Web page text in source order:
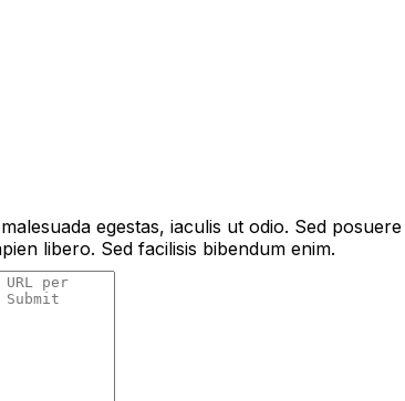
egestas, iaculis ut odio. Sed
libero. Sed facilisis bibendum enim.